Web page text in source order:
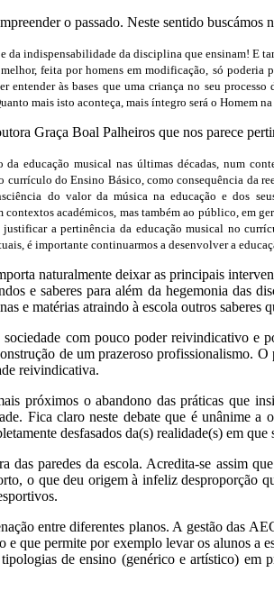
o passado. Neste sentido
da indispensabilidade da disciplina que ensinam! E
feita por homens em modificação, só poderia
às bases que uma criança no seu
mais isto aconteça, mais íntegro será o Homem
Graça Boal Palheiros que nos parece
educação musical nas últimas décadas, num
currículo do Ensino Básico, como consequência da
do valor da música na educação e dos
académicos, mas também ao público, em
a pertinência da educação musical no
é importante continuarmos a desenvolver a
naturalmente deixar as principais
e saberes para além da hegemonia das
e matérias atraindo à escola outros
com pouco poder reivindicativo
de um prazeroso profissionalismo.
reivindicativa.
próximos o abandono das práticas que
Fica claro neste debate que é unânime
desfasados da(s) realidade(s) em que
paredes da escola. Acredita-se assim
o que deu origem à infeliz desproporção
entre diferentes planos. A gestão das
que permite por exemplo levar os alunos a
de ensino (genérico e artístico)